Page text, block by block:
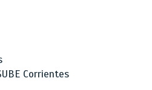
Corrientes